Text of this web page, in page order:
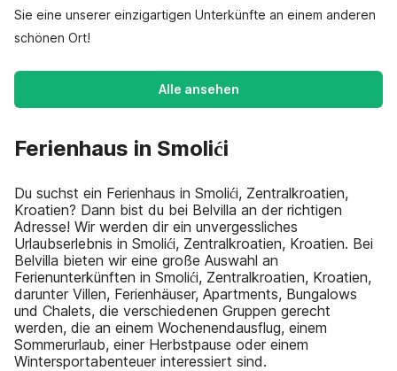
Sie eine unserer einzigartigen Unterkünfte an einem anderen
schönen Ort!
Alle ansehen
Ferienhaus in Smolići
Du suchst ein Ferienhaus in Smolići, Zentralkroatien,
Kroatien? Dann bist du bei Belvilla an der richtigen
Adresse! Wir werden dir ein unvergessliches
Urlaubserlebnis in Smolići, Zentralkroatien, Kroatien. Bei
Belvilla bieten wir eine große Auswahl an
Ferienunterkünften in Smolići, Zentralkroatien, Kroatien,
darunter Villen, Ferienhäuser, Apartments, Bungalows
und Chalets, die verschiedenen Gruppen gerecht
werden, die an einem Wochenendausflug, einem
Sommerurlaub, einer Herbstpause oder einem
Wintersportabenteuer interessiert sind.